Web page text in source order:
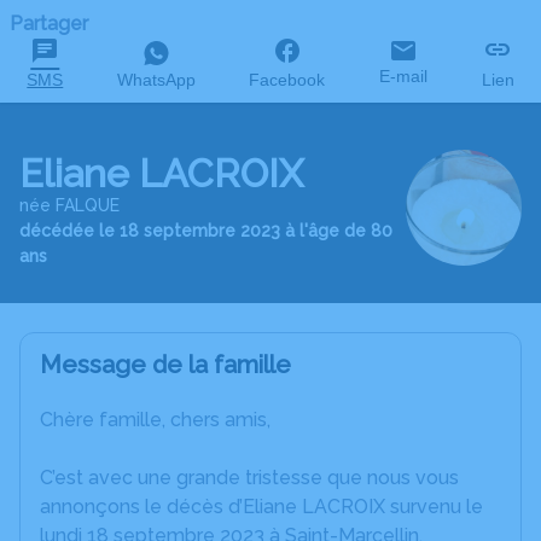
Partager
SMS WhatsApp Facebook E-mail Lien
Eliane LACROIX
née FALQUE
décédée le 18 septembre 2023 à l'âge de 80
ans
Message de la famille
Chère famille, chers amis,
C’est avec une grande tristesse que nous vous
annonçons le décès d’Eliane LACROIX survenu le
lundi 18 septembre 2023 à Saint-Marcellin.